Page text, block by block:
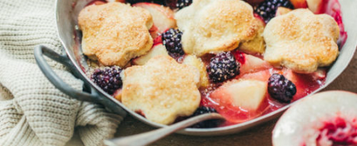
LIRE L'ARTICLE
12 9475